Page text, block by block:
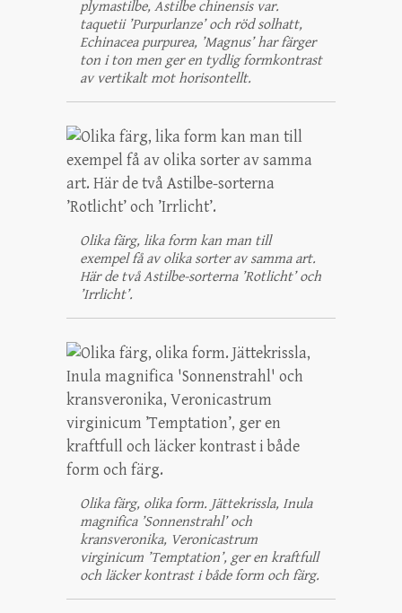
plymastilbe, Astilbe chinensis var.
taquetii ’Purpurlanze’ och röd solhatt,
Echinacea purpurea, ’Magnus’ har färger
ton i ton men ger en tydlig formkontrast
av vertikalt mot horisontellt.
Olika färg, lika form kan man till
exempel få av olika sorter av samma art.
Här de två Astilbe-sorterna ’Rotlicht’ och
’Irrlicht’.
Olika färg, olika form. Jättekrissla, Inula
magnifica ’Sonnenstrahl’ och
kransveronika, Veronicastrum
virginicum ’Temptation’, ger en kraftfull
och läcker kontrast i både form och färg.